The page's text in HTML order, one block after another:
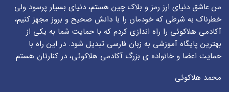
من عاشق دنیای ارز رمز و بلاک چین هستم، دنیای بسیار پرسود ولی
خطرناک به شرطی که خودمان را با دانش صحیح و بروز مجهز کنیم،
آکادمی هلاکوئی را راه اندازی کردم که با حمایت شما به یکی از
بهترین پایگاه آموزشی به زبان فارسی تبدیل شود. در این راه با
حمایت اعضا و خانواده ی بزرگ آکادمی هلاکوئی، در کنارتان هستم.
محمد هلاکوئی